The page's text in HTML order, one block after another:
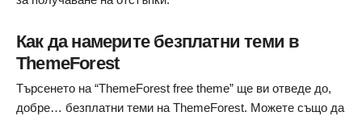
Как да намерите безплатни теми в
ThemeForest
Търсенето на “ThemeForest free theme” ще ви отведе до,
добре… безплатни теми на ThemeForest. Можете също да